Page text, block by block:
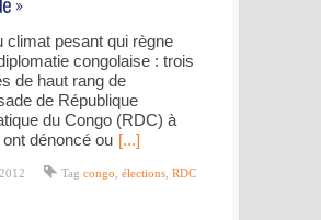
climat pesant qui règne
congolaise : trois
de haut rang de
de République
du Congo (RDC) à
dénoncé ou [...]
Tag congo élections RDC